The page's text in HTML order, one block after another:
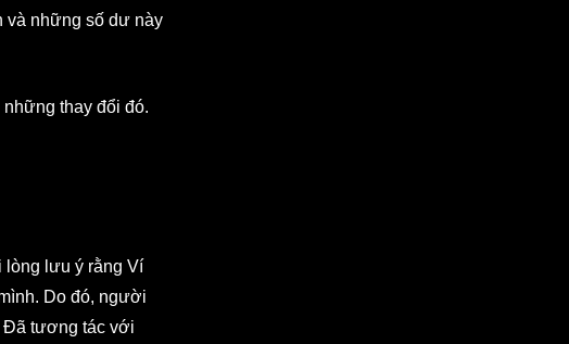
và những số dư này
thay đổi đó.
lòng lưu ý rằng Ví
Do đó, người
Đã tương tác với